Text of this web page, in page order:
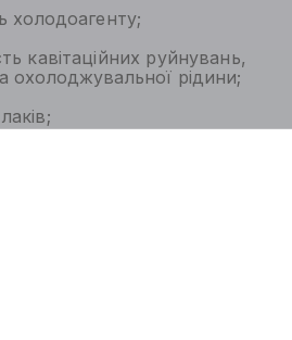
холодоагенту;
кавітаційних руйнувань,
охолоджувальної рідини;